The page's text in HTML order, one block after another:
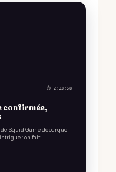
⏱ 2:33:58
confirmée,
de Squid Game débarque
: on fait l…